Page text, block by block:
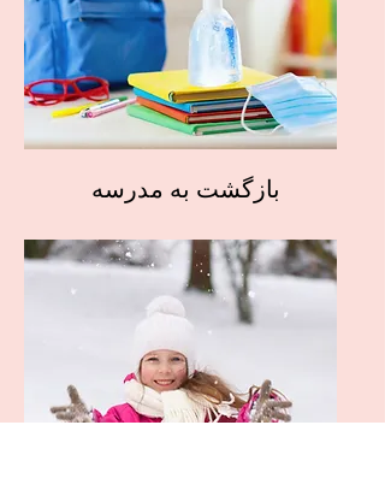
بازگشت به مدرسه